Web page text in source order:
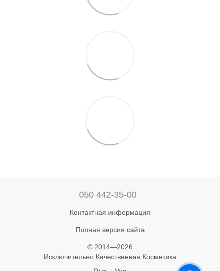
050 442-35-00
Контактная информация
Полная версия сайта
© 2014—2026
Исключительно Качественная Косметика